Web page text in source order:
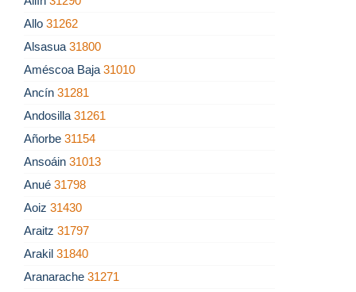
Allo 31262
Alsasua 31800
Améscoa Baja 31010
Ancín 31281
Andosilla 31261
Añorbe 31154
Ansoáin 31013
Anué 31798
Aoiz 31430
Araitz 31797
Arakil 31840
Aranarache 31271